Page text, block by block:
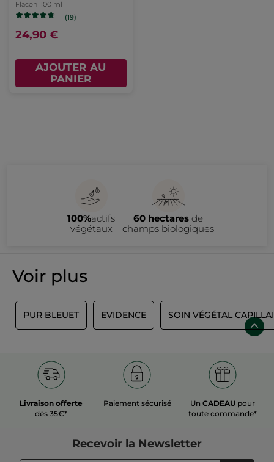
Flacon 100 ml
(19)
24,90 €
AJOUTER AU
PANIER
100%actifs
végétaux
60 hectares de
champs biologiques
Voir plus
PUR BLEUET EVIDENCE SOIN VÉGÉTAL
Livraison offerte
dès 35€*
Paiement sécurisé UnCADEAU pour
toute commande*
Recevoir la Newsletter